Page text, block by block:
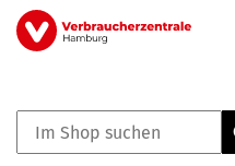
Direkt
zum
0